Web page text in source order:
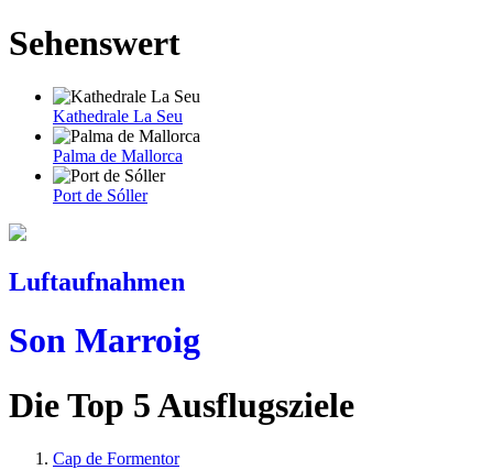
Sehenswert
Kathedrale La Seu
Palma de Mallorca
Port de Sóller
Luftaufnahmen
Son Marroig
Die Top 5 Ausflugsziele
Cap de Formentor